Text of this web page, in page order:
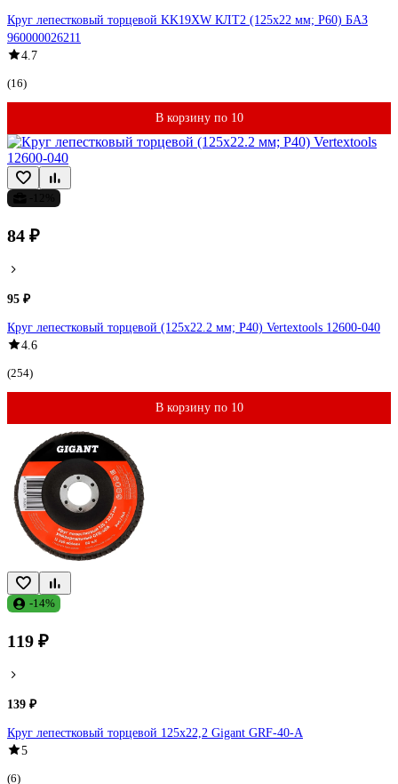
Круг лепестковый торцевой KK19XW КЛТ2 (125х22 мм; P60) БАЗ
960000026211
4.7
(16)
В корзину по 10
84 ₽
95 ₽
Круг лепестковый торцевой (125х22.2 мм; Р40) Vertextools 12600-040
4.6
(254)
В корзину по 10
-14%
119 ₽
139 ₽
Круг лепестковый торцевой 125x22,2 Gigant GRF-40-А
5
(6)